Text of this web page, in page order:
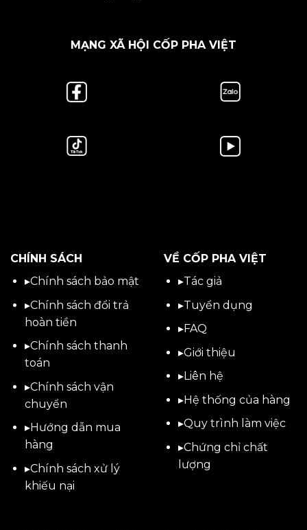
MẠNG XÃ HỘI CỐP PHA VIỆT
CHÍNH SÁCH
▸Chính sách bảo mật
▸Chính sách đổi trả
hoàn tiền
▸Chính sách thanh
toán
▸Chính sách vận
chuyển
▸Hướng dẫn mua
hàng
▸Chính sách xử lý
khiếu nại
VỀ CỐP PHA VIỆT
▸Tác giả
▸Tuyển dụng
▸FAQ
▸Giới thiệu
▸Liên hệ
▸Hệ thống của hàng
▸Quy trình làm việc
▸Chứng chỉ chất
lượng